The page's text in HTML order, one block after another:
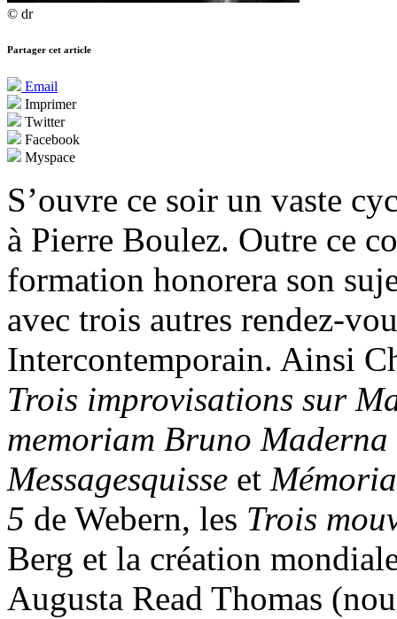
© dr
Partager cet article
Email
Imprimer
Twitter
Facebook
Myspace
S’ouvre ce soir un vaste
à Pierre Boulez. Outre ce
formation honorera son
avec trois autres rendez-
Intercontemporain. Ainsi
Trois improvisations sur
memoriam Bruno Maderna
Messagesquisse et
5 de Webern, les Trois
Berg et la création
Augusta Read Thomas